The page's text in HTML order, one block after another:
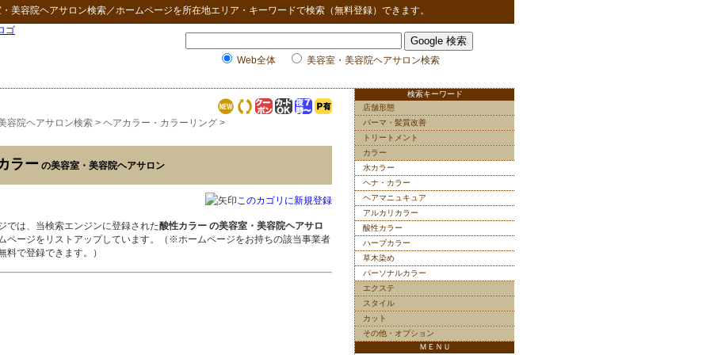
美容院ヘアサロン検索／ホームページを所在地エリア・キーワードで検索（無料登録）できます。
Web全体 美容室・美容院ヘアサロン検索
容院ヘアサロン検索 > ヘアカラー・カラーリング >
ラー の美容室・美容院ヘアサロン
このカゴリに新規登録
では、当検索エンジンに登録された酸性カラー の美容室・美容院ヘアサロ
ページをリストアップしています。（※ホームページをお持ちの該当事業者
料で登録できます。）
検索キーワード
店舗形態
パーマ・髪質改善
トリートメント
カラー
水カラー
ヘナ・カラー
ヘアマニュキュア
アルカリカラー
酸性カラー
ハーブカラー
草木染め
パーソナルカラー
エクステ
スタイル
カット
その他・オプション
ＭＥＮＵ